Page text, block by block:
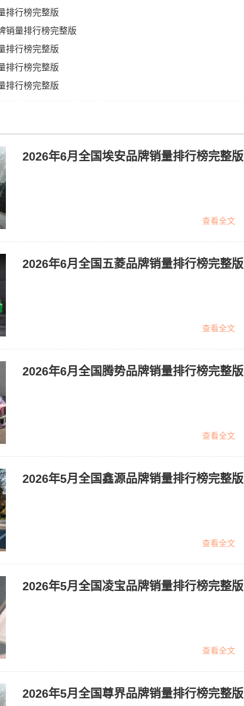
排行榜完整版
销量排行榜完整版
排行榜完整版
排行榜完整版
排行榜完整版
2026年6月全国埃安品牌销量排行榜完整版
查看全文
2026年6月全国五菱品牌销量排行榜完整版
查看全文
2026年6月全国腾势品牌销量排行榜完整版
查看全文
2026年5月全国鑫源品牌销量排行榜完整版
查看全文
2026年5月全国凌宝品牌销量排行榜完整版
查看全文
2026年5月全国尊界品牌销量排行榜完整版